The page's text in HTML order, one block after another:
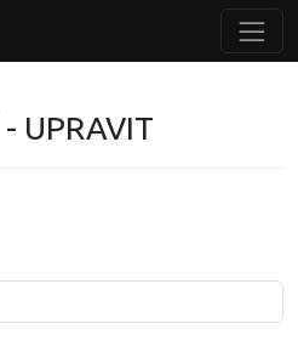
UPRAVIT